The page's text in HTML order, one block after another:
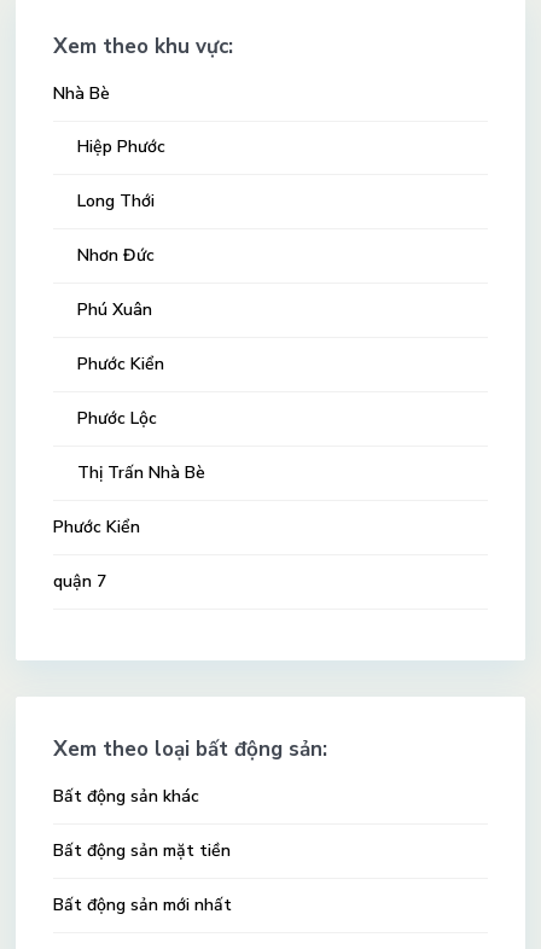
Xem theo khu vực:
Nhà Bè
Hiệp Phước
Long Thới
Nhơn Đức
Phú Xuân
Phước Kiển
Phước Lộc
Thị Trấn Nhà Bè
Phước Kiển
quận 7
Xem theo loại bất động sản:
Bất động sản khác
Bất động sản mặt tiền
Bất động sản mới nhất